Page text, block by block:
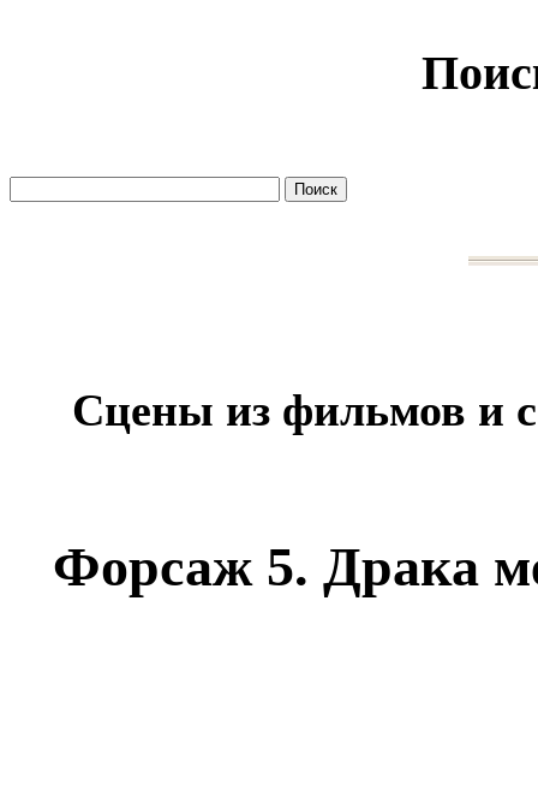
Сцены из фильмов и
Форсаж 5. Драка